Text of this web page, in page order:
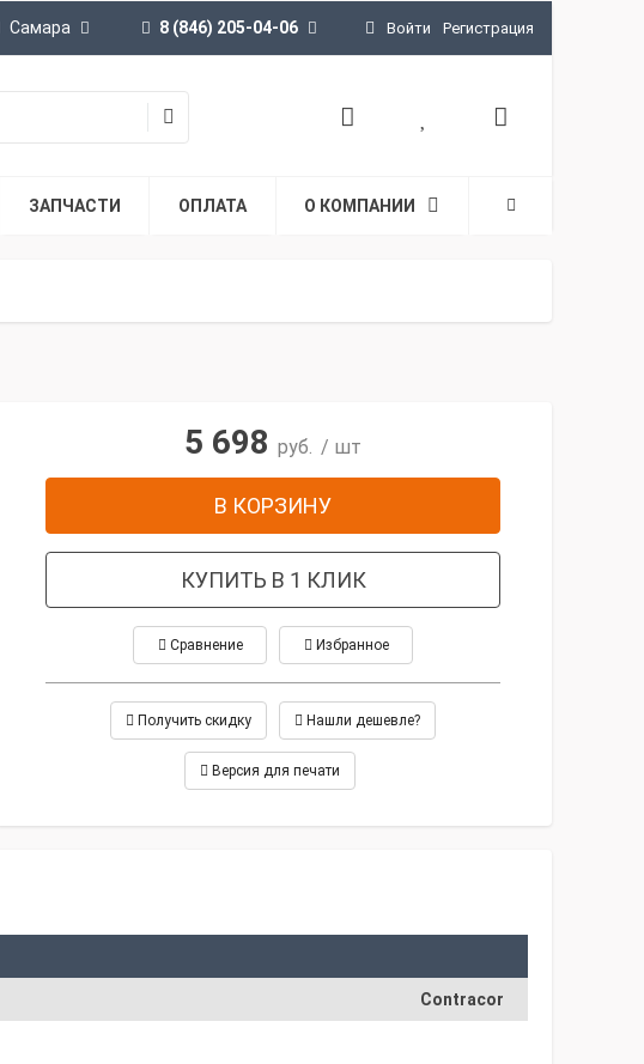
Самара 8 (846) 205-04-06 Войти Регистрация
ЗАПЧАСТИ ОПЛАТА О КОМПАНИИ
5 698 руб. / шт
В КОРЗИНУ
КУПИТЬ В 1 КЛИК
Сравнение Избранное
Получить скидку Нашли дешевле?
Версия для печати
Contracor